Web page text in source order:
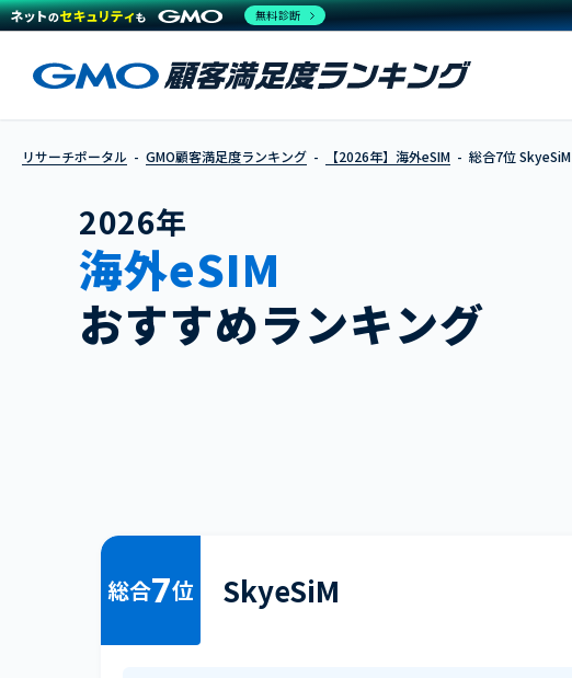
リサーチポータル GMO顧客満足度ランキング 【2026年】海外eSIM 総合7位 SkyeSiM
2026年
海外eSIM
おすすめランキング
総合7位 SkyeSiM
無料診断